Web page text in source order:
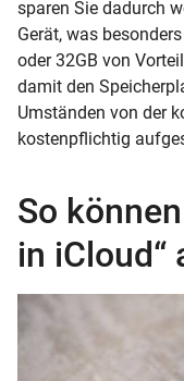
sparen Sie dadurch
Gerät, was
oder 32GB von
damit den
Umständen von der
kostenpflichtig
So
in iCloud“